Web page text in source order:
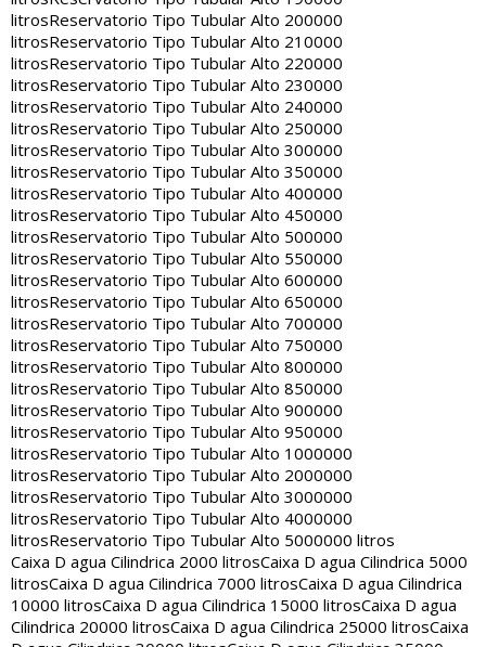
litrosReservatorio Tipo Tubular Alto 200000
litrosReservatorio Tipo Tubular Alto 210000
litrosReservatorio Tipo Tubular Alto 220000
litrosReservatorio Tipo Tubular Alto 230000
litrosReservatorio Tipo Tubular Alto 240000
litrosReservatorio Tipo Tubular Alto 250000
litrosReservatorio Tipo Tubular Alto 300000
litrosReservatorio Tipo Tubular Alto 350000
litrosReservatorio Tipo Tubular Alto 400000
litrosReservatorio Tipo Tubular Alto 450000
litrosReservatorio Tipo Tubular Alto 500000
litrosReservatorio Tipo Tubular Alto 550000
litrosReservatorio Tipo Tubular Alto 600000
litrosReservatorio Tipo Tubular Alto 650000
litrosReservatorio Tipo Tubular Alto 700000
litrosReservatorio Tipo Tubular Alto 750000
litrosReservatorio Tipo Tubular Alto 800000
litrosReservatorio Tipo Tubular Alto 850000
litrosReservatorio Tipo Tubular Alto 900000
litrosReservatorio Tipo Tubular Alto 950000
litrosReservatorio Tipo Tubular Alto 1000000
litrosReservatorio Tipo Tubular Alto 2000000
litrosReservatorio Tipo Tubular Alto 3000000
litrosReservatorio Tipo Tubular Alto 4000000
litrosReservatorio Tipo Tubular Alto 5000000 litros
Caixa D agua Cilindrica 2000 litrosCaixa D agua Cilindrica 5000
litrosCaixa D agua Cilindrica 7000 litrosCaixa D agua Cilindrica
10000 litrosCaixa D agua Cilindrica 15000 litrosCaixa D agua
Cilindrica 20000 litrosCaixa D agua Cilindrica 25000 litrosCaixa